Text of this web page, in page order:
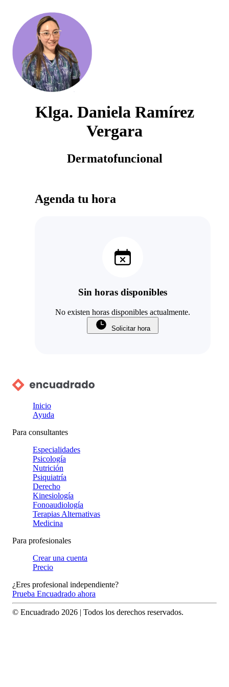
Klga. Daniela Ramírez
Vergara
Dermatofuncional
Agenda tu hora
Sin horas disponibles
No existen horas disponibles actualmente.
Solicitar hora
Inicio
Ayuda
Para consultantes
Especialidades
Psicología
Nutrición
Psiquiatría
Derecho
Kinesiología
Fonoaudiología
Terapias Alternativas
Medicina
Para profesionales
Crear una cuenta
Precio
¿Eres profesional independiente?
Prueba Encuadrado ahora
© Encuadrado 2026 | Todos los derechos reservados.